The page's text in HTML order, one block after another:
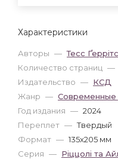
Характеристики
Авторы — Тесс
Количество страниц —
Издательство — КСД
Жанр — Современные
Год издания — 2024
Переплет — Твердый
Формат — 135x205 мм
Серия — Ріццолі та